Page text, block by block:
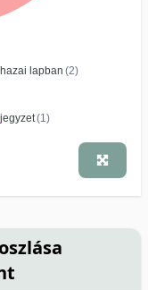
lapban (2)
jegyzet(1)